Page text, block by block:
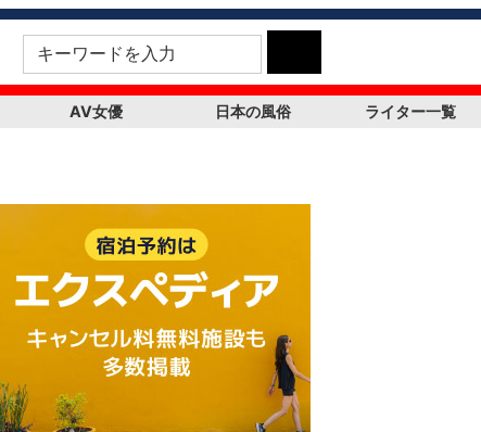
AV女優 日本の風俗 ライター一覧